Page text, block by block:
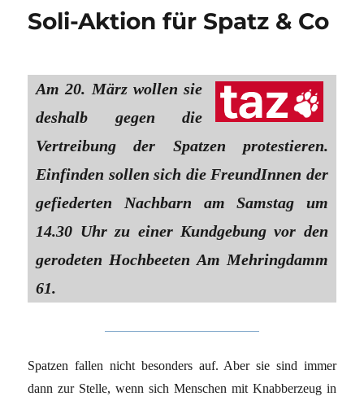
Soli-Aktion für Spatz & Co
Am 20. März wollen sie
deshalb gegen die
Vertreibung der Spatzen protestieren.
Einfinden sollen sich die FreundInnen der
gefiederten Nachbarn am Samstag um
14.30 Uhr zu einer Kundgebung vor den
gerodeten Hochbeeten Am Mehringdamm
61.
Spatzen fallen nicht besonders auf. Aber sie sind immer
dann zur Stelle, wenn sich Menschen mit Knabberzeug in